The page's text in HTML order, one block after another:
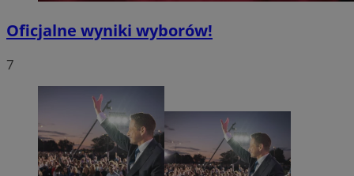
Oficjalne wyniki wyborów!
7